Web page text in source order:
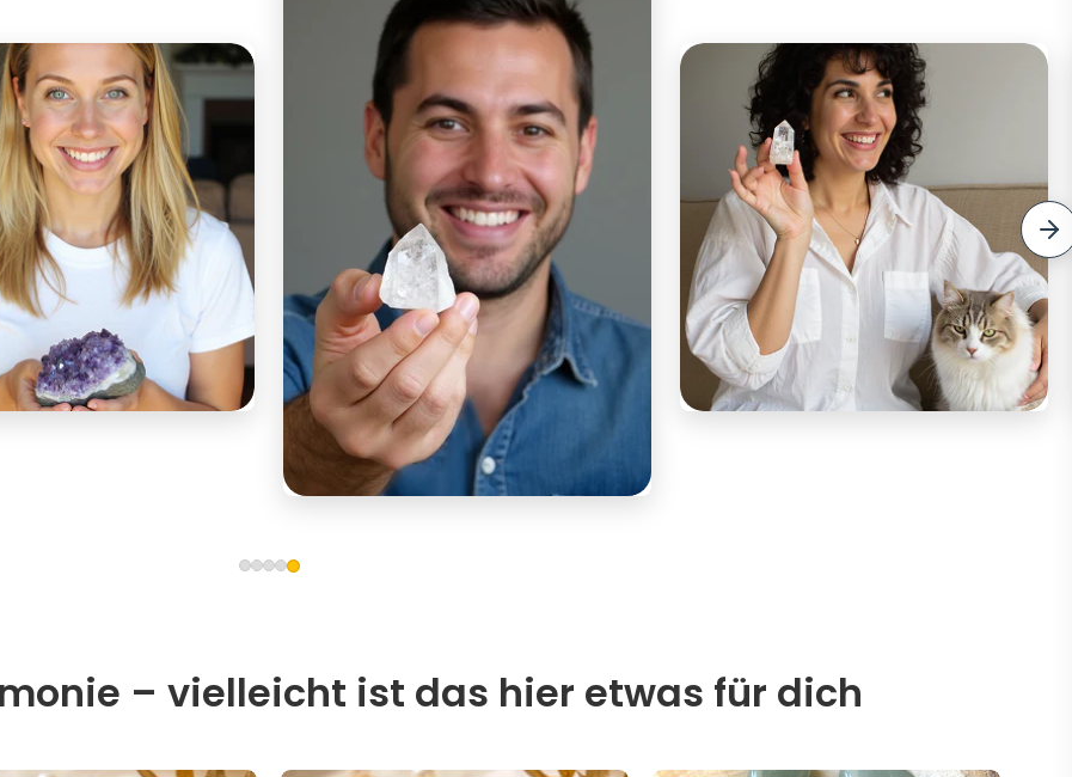
– vielleicht ist das hier etwas für dich